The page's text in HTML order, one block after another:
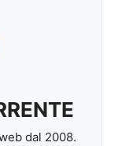
dal 2008.